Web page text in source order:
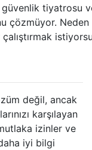
tiyatrosu
çözmüyor.
değil, ancak
karşılayan
izinler ve
iyi bilgi